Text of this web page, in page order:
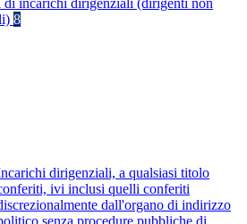
di incarichi dirigenziali (dirigenti non
8
dirigenziali, a qualsiasi titolo
ivi inclusi quelli conferiti
dall'organo di indirizzo